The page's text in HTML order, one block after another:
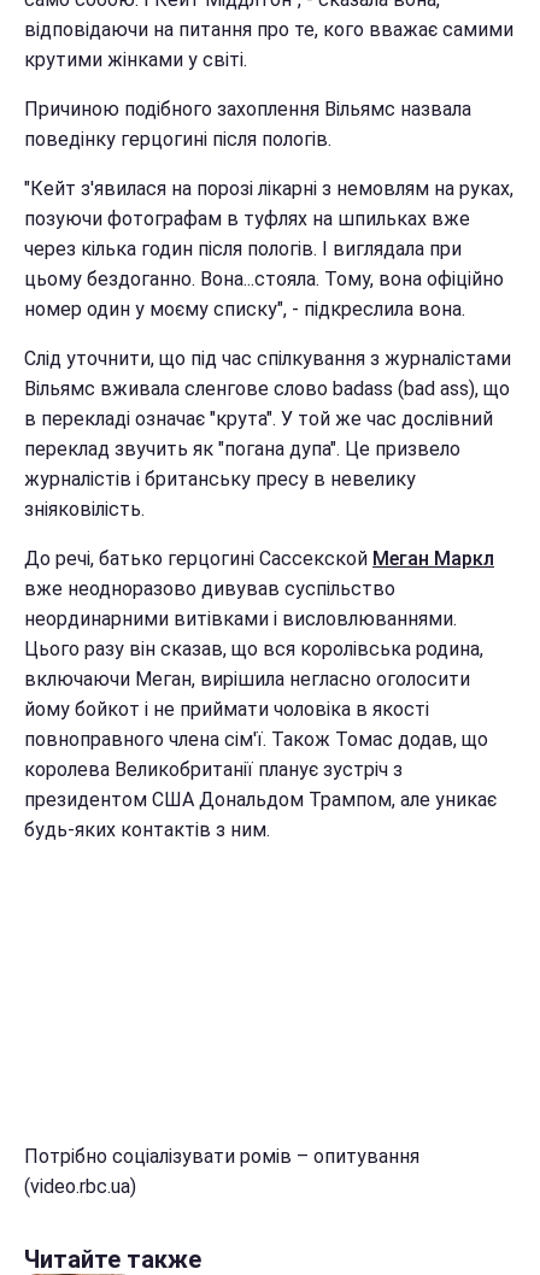
відповідаючи на питання про те, кого вважає самими
крутими жінками у світі.
Причиною подібного захоплення Вільямс назвала
поведінку герцогині після пологів.
"Кейт з'явилася на порозі лікарні з немовлям на руках,
позуючи фотографам в туфлях на шпильках вже
через кілька годин після пологів. І виглядала при
цьому бездоганно. Вона...стояла. Тому, вона офіційно
номер один у моєму списку", - підкреслила вона.
Слід уточнити, що під час спілкування з журналістами
Вільямс вживала сленгове слово badass (bad ass), що
в перекладі означає "крута". У той же час дослівний
переклад звучить як "погана дупа". Це призвело
журналістів і британську пресу в невелику
зніяковілість.
До речі, батько герцогині Сассекской Меган Маркл
вже неодноразово дивував суспільство
неординарними витівками і висловлюваннями.
Цього разу він сказав, що вся королівська родина,
включаючи Меган, вирішила негласно оголосити
йому бойкот і не приймати чоловіка в якості
повноправного члена сім'ї. Також Томас додав, що
королева Великобританії планує зустріч з
президентом США Дональдом Трампом, але уникає
будь-яких контактів з ним.
Потрібно соціалізувати ромів – опитування
(video.rbc.ua)
Читайте также